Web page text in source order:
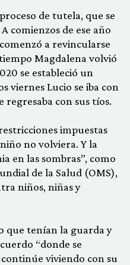
de tutela, que se
comienzos de ese año
a revincularse
Magdalena volvió
se estableció un
viernes Lucio se iba con
regresaba con sus tíos.
impuestas
no volviera. Y la
en las sombras”, como
de la Salud (OMS),
niños, niñas y
que tenían la guarda y
“donde se
viviendo con su